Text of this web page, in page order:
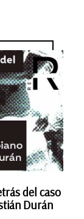
del caso
Durán